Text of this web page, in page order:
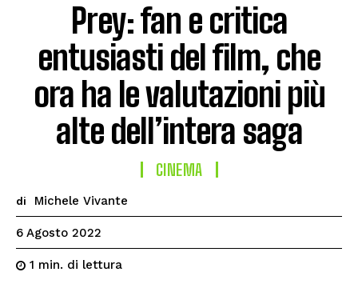
Prey: fan e critica
entusiasti del film, che
ora ha le valutazioni più
alte dell’intera saga
CINEMA
di Michele Vivante
6 Agosto 2022
1 min. di lettura